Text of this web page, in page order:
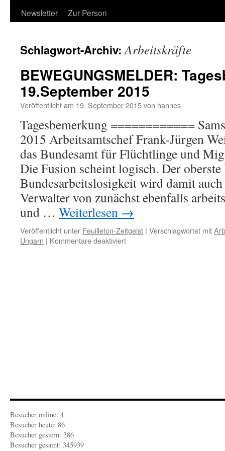
Newsletter
Zur Person
Schlagwort-Archiv:Arbeitskräfte
BEWEGUNGSMELDER:
19.September 2015
Veröffentlicht am 19. September 2015von hannes
Tagesbemerkung ============
2015 Arbeitsamtschef Frank-Jürgen
das Bundesamt für Flüchtlinge und
Die Fusion scheint logisch. Der
Bundesarbeitslosigkeit wird damit
Verwalter von zunächst ebenfalls
und … Weiterlesen →
Veröffentlicht unter Feuilleton-Zeitgeist | Verschlagwortet mit
Ungarn | Kommentare deaktiviertfür
Besucher online: 4
Besucher heute: 86
Besucher gestern: 386
Besucher gesamt: 345939